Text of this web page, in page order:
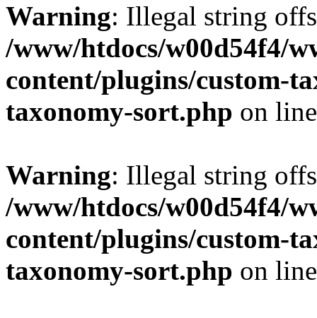
Warning: Illegal string
/www/htdocs/w00d54f4/
content/plugins/custom-
taxonomy-sort.php on
Warning: Illegal string
/www/htdocs/w00d54f4/
content/plugins/custom-
taxonomy-sort.php on